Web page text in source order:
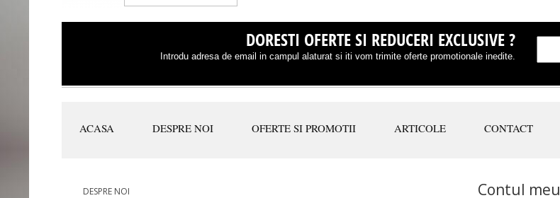
DORESTI OFERTE SI REDUCERI EXCLUSIVE ?
Introdu adresa de email in campul alaturat si iti vom trimite oferte promotionale inedite.
ACASA DESPRE NOI OFERTE SI PROMOTII ARTICOLE CONTACT
DESPRE NOI Contul meu